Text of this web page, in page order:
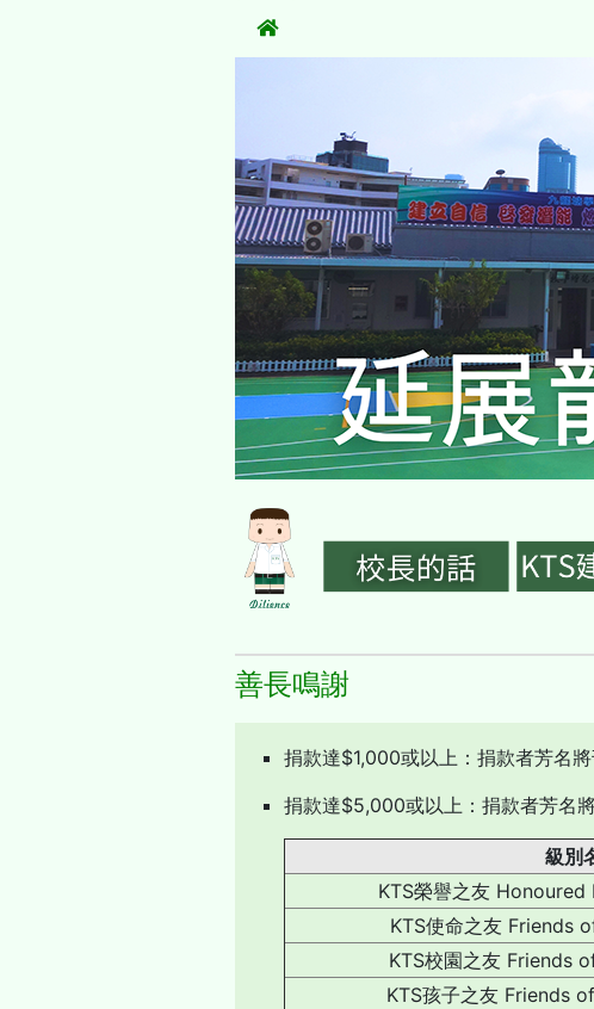
善長鳴謝
捐款達$1,000或以上：捐款者芳名
捐款達$5,000或以上：捐款者芳名
級別
KTS榮譽之友
KTS使命之友 Friends
KTS校園之友 Friends
KTS孩子之友 Friends